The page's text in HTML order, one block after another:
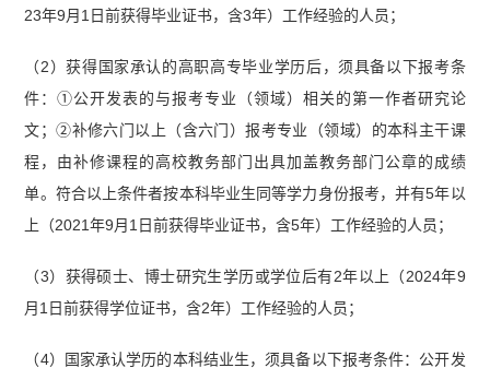
23年9月1日前获得毕业证书，含3年）工作经验的人员；
（2）获得国家承认的高职高专毕业学历后，须具备以下报考条
件：①公开发表的与报考专业（领域）相关的第一作者研究论
文；②补修六门以上（含六门）报考专业（领域）的本科主干课
程，由补修课程的高校教务部门出具加盖教务部门公章的成绩
单。符合以上条件者按本科毕业生同等学力身份报考，并有5年以
上（2021年9月1日前获得毕业证书，含5年）工作经验的人员；
（3）获得硕士、博士研究生学历或学位后有2年以上（2024年9
月1日前获得学位证书，含2年）工作经验的人员；
（4）国家承认学历的本科结业生，须具备以下报考条件：公开发